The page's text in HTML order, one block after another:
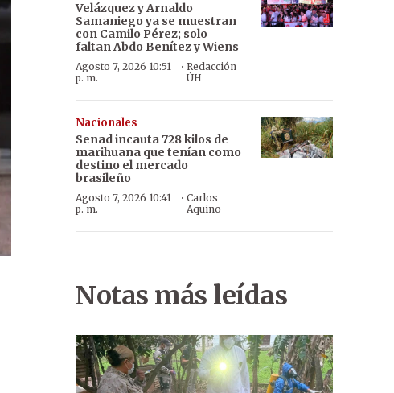
Velázquez y Arnaldo
Samaniego ya se muestran
con Camilo Pérez; solo
faltan Abdo Benítez y Wiens
Agosto 7, 2026 10:51
p. m.
·Redacción
ÚH
Nacionales
Senad incauta 728 kilos de
marihuana que tenían como
destino el mercado
brasileño
Agosto 7, 2026 10:41
p. m.
· Carlos
Aquino
Notas más leídas